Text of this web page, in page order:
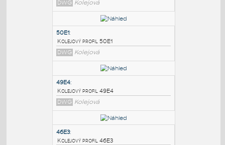
PODOBNÉ BLOKY:
50E2:
Kolejový profil 50E2
DWG
Kolejový profil 50E1
DWG Kolejová